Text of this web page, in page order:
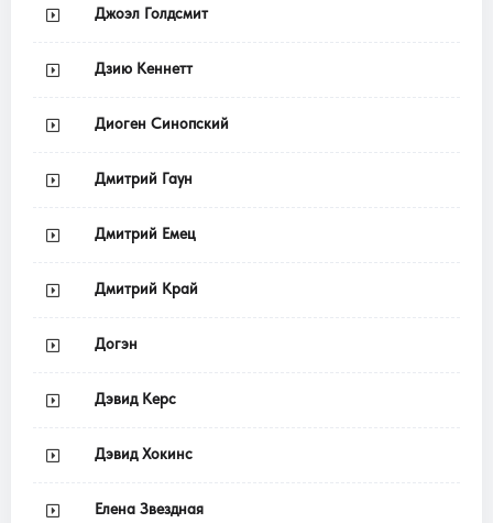
Джоэл Голдсмит
Дзию Кеннетт
Диоген Синопский
Дмитрий Гаун
Дмитрий Емец
Дмитрий Край
Догэн
Дэвид Керс
Дэвид Хокинс
Елена Звездная